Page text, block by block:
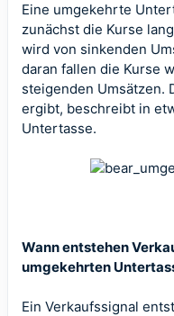
Eine umgekehrte
zunächst die Kurse
wird von sinkenden
daran fallen die Kurse
steigenden Umsätzen.
ergibt, beschreibt in
Untertasse.
Wann entstehen
umgekehrten
Ein Verkaufssignal